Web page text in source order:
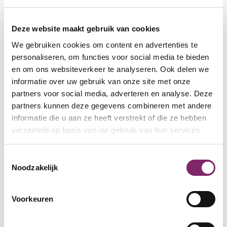
Deze website maakt gebruik van cookies
We gebruiken cookies om content en advertenties te
personaliseren, om functies voor social media te bieden
en om ons websiteverkeer te analyseren. Ook delen we
informatie over uw gebruik van onze site met onze
partners voor social media, adverteren en analyse. Deze
partners kunnen deze gegevens combineren met andere
informatie die u aan ze heeft verstrekt of die ze hebben
verzameld op basis van uw gebruik van hun services.
Noodzakelijk
Voorkeuren
studiedagen. Gesprekken worden ondersteund.
onderwijsarrangementen ontwikkeld.
Werken bij Orion
Wij werken met een team van professionals aan
de passende ondersteuning voor elke leerling.
Hierdoor kunnen zij zich maximaal kunnen
ontwikkelen. Wil jij ook voor leerlingen echt het
verschil maken en onderdeel worden van ons
team? Bij Orion is altijd plek voor talent!
Raadpleeg onzevacaturepaginavoor meer
1103 TV Amsterdam